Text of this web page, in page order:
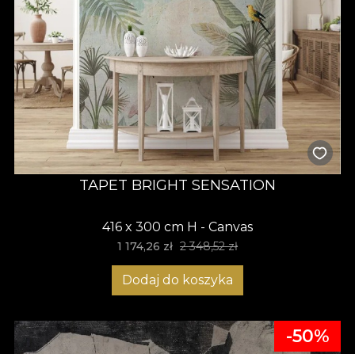
TAPET BRIGHT SENSATION
416 x 300 cm H - Canvas
1 174,26 zł 2 348,52 zł
Dodaj do koszyka
-50%